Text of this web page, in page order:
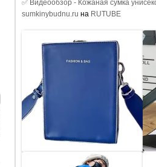
✅ Видеообзор - Кожаная сумка
sumkinybudnu.ru на RUTUBE